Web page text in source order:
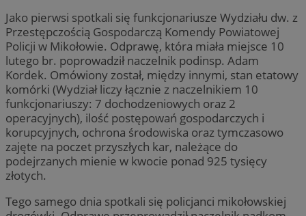
Jako pierwsi spotkali się funkcjonariusze Wydziału dw. z
Przestępczością Gospodarczą Komendy Powiatowej
Policji w Mikołowie. Odprawę, która miała miejsce 10
lutego br. poprowadził naczelnik podinsp. Adam
Kordek. Omówiony został, między innymi, stan etatowy
komórki (Wydział liczy łącznie z naczelnikiem 10
funkcjonariuszy: 7 dochodzeniowych oraz 2
operacyjnych), ilość postępowań gospodarczych i
korupcyjnych, ochrona środowiska oraz tymczasowo
zajęte na poczet przyszłych kar, należące do
podejrzanych mienie w kwocie ponad 925 tysięcy
złotych.
Tego samego dnia spotkali się policjanci mikołowskiej